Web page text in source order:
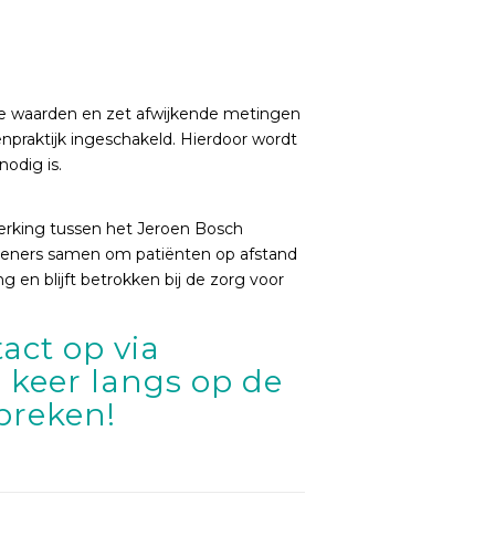
waarden en zet afwijkende metingen
ingeschakeld. Hierdoor wordt
is.
tussen het Jeroen Bosch
samen om patiënten op afstand
en blijft betrokken bij de zorg voor
op via
langs op de